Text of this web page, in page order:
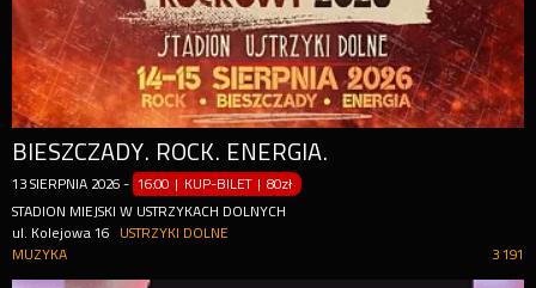
BIESZCZADY. ROCK. ENERGIA.
13 SIERPNIA 2026 - 16:00 | KUP-BILET |80zł
STADION MIEJSKI W USTRZYKACH DOLNYCH
ul. Kolejowa 16
USTRZYKI DOLNE
3 191
MUZYKA